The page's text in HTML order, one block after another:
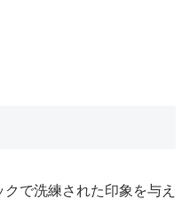
で洗練された印象を与え